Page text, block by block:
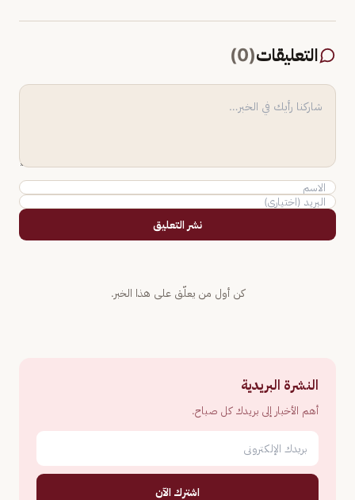
التعليقات(
0
)
نشر التعليق
كن أول من يعلّق على هذا الخبر.
النشرة البريدية
أهم الأخبار إلى بريدك كل صباح.
اشترك الآن